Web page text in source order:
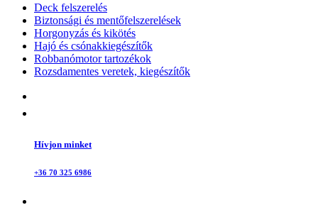
Deck felszerelés
Biztonsági és mentőfelszerelések
Horgonyzás és kikötés
Hajó és csónakkiegészítők
Robbanómotor tartozékok
Rozsdamentes veretek, kiegészítők
Hívjon minket
+36 70 325 6986